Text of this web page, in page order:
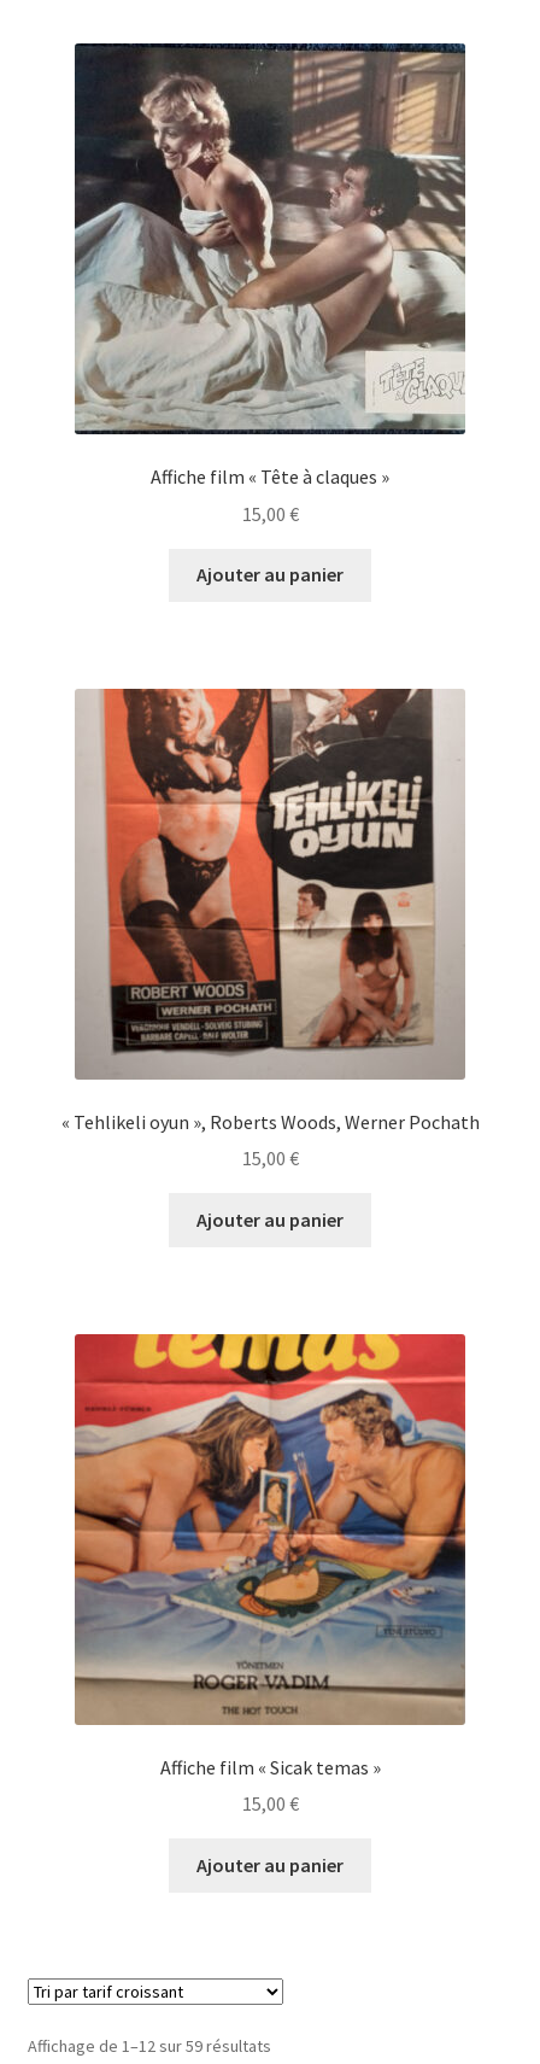
Affiche film « Tête à claques »
15,00 €
Ajouter au panier
« Tehlikeli oyun », Roberts Woods, Werner Pochath
15,00 €
Ajouter au panier
Affiche film « Sicak temas »
15,00 €
Ajouter au panier
Affichage de 1–12 sur 59 résultatsTrié